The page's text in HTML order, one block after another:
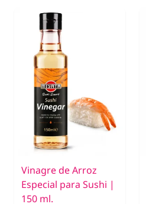
Vinagre de Arroz
Especial para Sushi |
150 ml.